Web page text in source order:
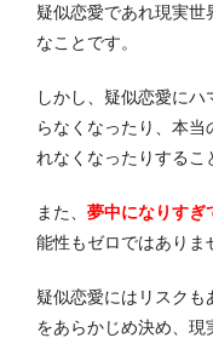
疑似恋愛であれ現実
なことです。
しかし、疑似恋愛に
らなくなったり、本
れなくなったりするこ
また、 夢中になりすぎ
能性もゼロではありま
疑似恋愛にはリスクも
をあらかじめ決め、現